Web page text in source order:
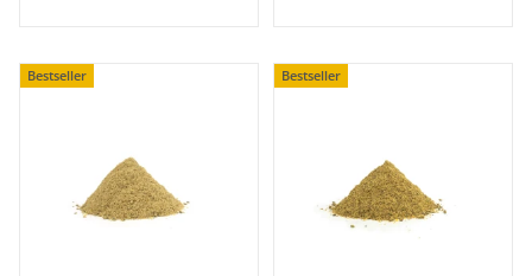
Bestseller Bestseller